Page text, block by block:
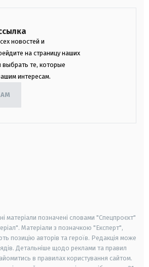
новостей и
на страницу наших
те, которые
интересам.
матеріали позначені словами "Спецпроєкт"
Матеріали з позначкою "Експерт",
позицію авторів та героїв. Редакція може
Детальніше щодо реклами та правил
в правилах користування сайтом.